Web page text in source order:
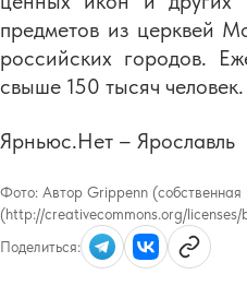
предметов из церквей
российских городов.
свыше 150 тысяч человек.
Ярньюс.Нет – Ярославль
Фото: Автор Grippenn
(http://creativecommons.org/
Поделиться: